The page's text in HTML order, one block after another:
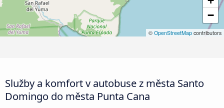
−
© OpenStreetMap contributors
Služby a komfort v autobuse z města Santo
Domingo do města Punta Cana